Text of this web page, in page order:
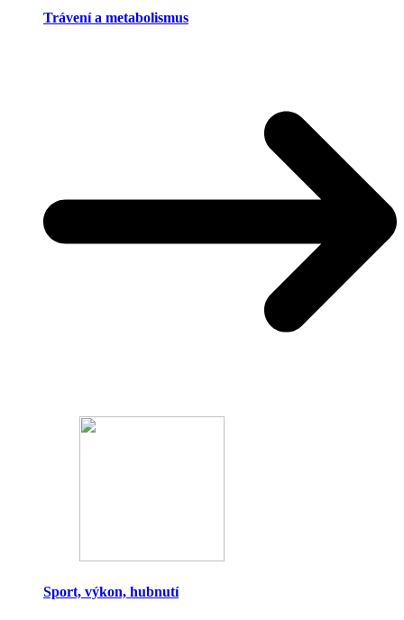
Trávení a metabolismus
Sport, výkon, hubnutí